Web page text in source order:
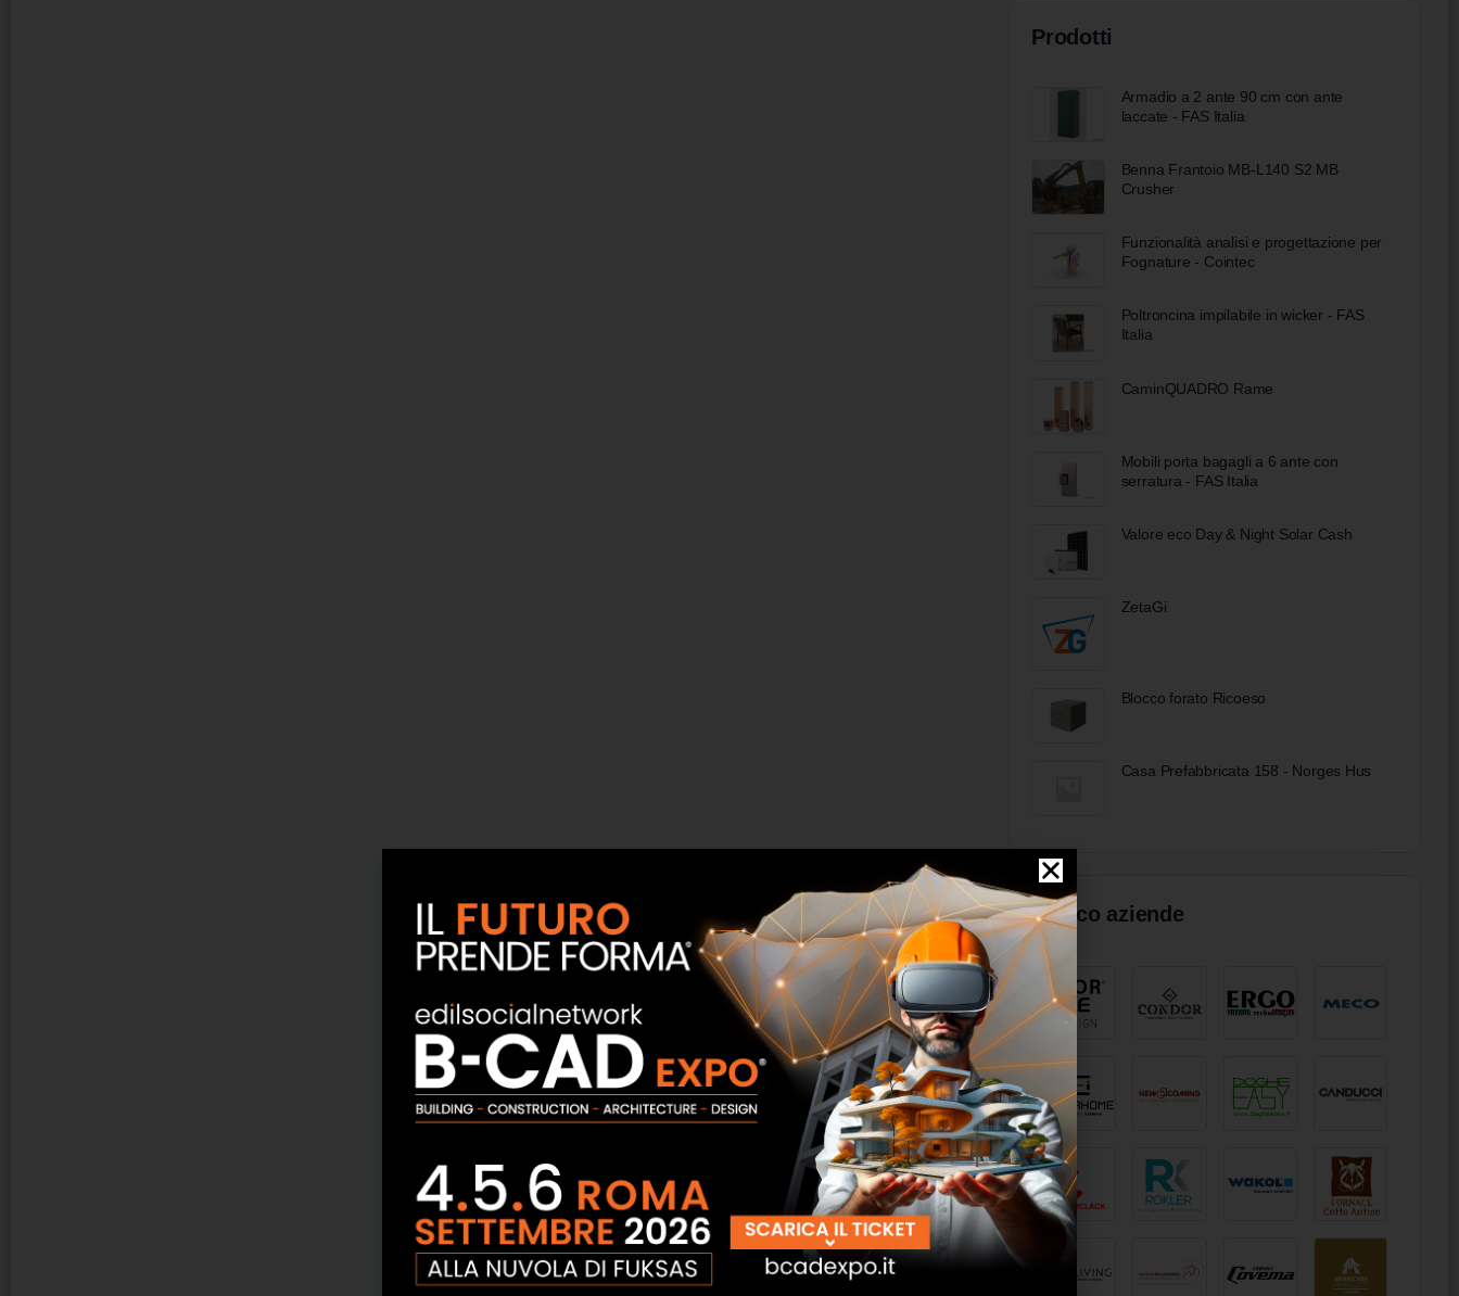
Prodotti
Armadio a 2 ante 90 cm con ante
laccate - FAS Italia
Benna Frantoio MB-L140 S2 MB
Crusher
Funzionalità analisi e progettazione per
Fognature - Cointec
Poltroncina impilabile in wicker - FAS
Italia
CaminQUADRO Rame
Mobili porta bagagli a 6 ante con
serratura - FAS Italia
Valore eco Day & Night Solar Cash
ZetaGi
Blocco forato Ricoeso
Casa Prefabbricata 158 - Norges Hus
Elenco aziende